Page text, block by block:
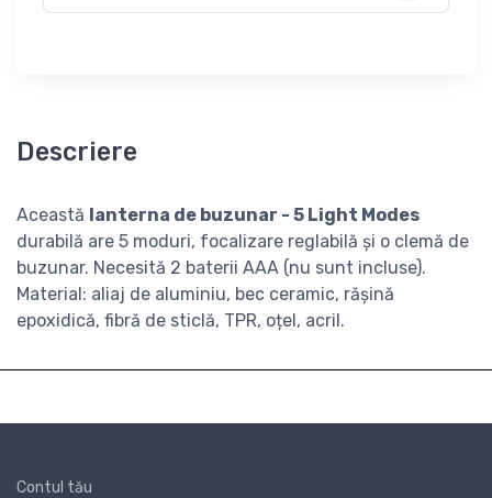
Descriere
Această lanterna de buzunar - 5 Light Modes
durabilă are 5 moduri, focalizare reglabilă și o clemă de
buzunar. Necesită 2 baterii AAA (nu sunt incluse).
Material: aliaj de aluminiu, bec ceramic, rășină
epoxidică, fibră de sticlă, TPR, oțel, acril.
Contul tău